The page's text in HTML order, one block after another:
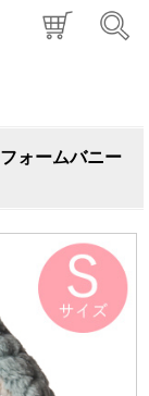
ォームバニー